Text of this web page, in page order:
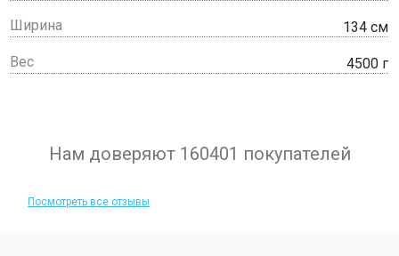
Ширина 134 см
Вес 4500 г
Нам доверяют 160401 покупателей
Посмотреть все отзывы